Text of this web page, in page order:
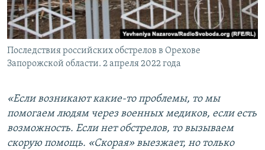
Последствия российских обстрелов в Орехове
Запорожской области. 2 апреля 2022 года
«Если возникают какие-то проблемы, то мы
помогаем людям через военных медиков, если есть
возможность. Если нет обстрелов, то вызываем
скорую помощь. «Скорая» выезжает, но только